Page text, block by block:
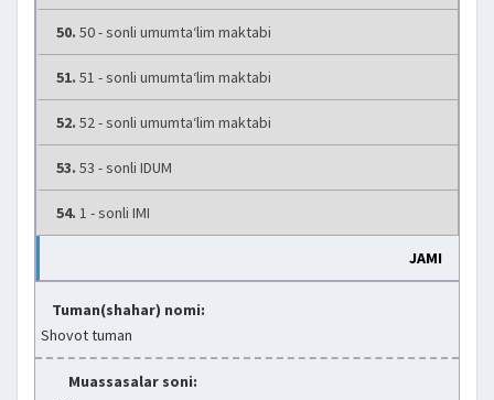
50. 50 - sonli umumta‘lim maktabi
51. 51 - sonli umumta‘lim maktabi
52. 52 - sonli umumta‘lim maktabi
53. 53 - sonli IDUM
54. 1 - sonli IMI
JAMI
Tuman(shahar) nomi:
Shovot tuman
Muassasalar soni: